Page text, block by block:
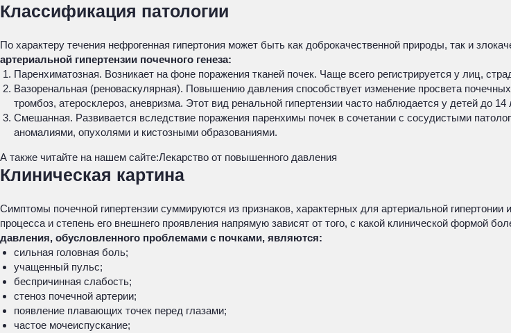
Классификация патологии
По характеру течения нефрогенная гипертония может быть как доброкачественной природы, так и
артериальной гипертензии почечного генеза:
Паренхиматозная. Возникает на фоне поражения тканей почек. Чаще всего регистрируется у лиц,
Вазоренальная (реноваскулярная). Повышению давления способствует изменение просвета
тромбоз, атеросклероз, аневризма. Этот вид ренальной гипертензии часто наблюдается у детей до 14
Смешанная. Развивается вследствие поражения паренхимы почек в сочетании с сосудистыми
аномалиями, опухолями и кистозными образованиями.
А также читайте на нашем сайте:Лекарство от повышенного давления
Клиническая картина
Симптомы почечной гипертензии суммируются из признаков, характерных для артериальной
процесса и степень его внешнего проявления напрямую зависят от того, с какой клинической формой
давления, обусловленного проблемами с почками, являются:
сильная головная боль;
учащенный пульс;
беспричинная слабость;
стеноз почечной артерии;
появление плавающих точек перед глазами;
частое мочеиспускание;